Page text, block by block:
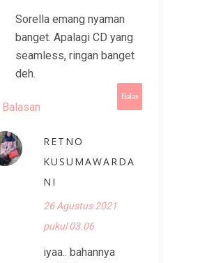
Sorella emang nyaman
banget. Apalagi CD yang
seamless, ringan banget
deh.
Balas
Balasan
RETNO
KUSUMAWARDA
NI
26 Agustus 2021
pukul 03.06
iyaa.. bahannya